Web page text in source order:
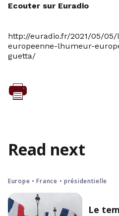
Ecouter sur Euradio
http://euradio.fr/2021/05/
europeenne-lhumeur-
guetta/
Read next
Europe • France • présidentielle
Le